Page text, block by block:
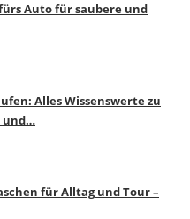
Auto für saubere und
Alles Wissenswerte zu
und…
für Alltag und Tour –